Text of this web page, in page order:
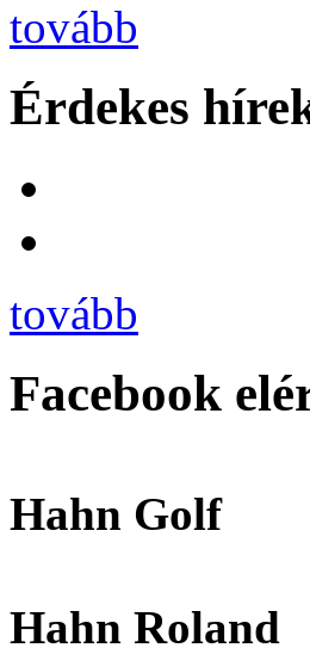
tovább
Érdekes
tovább
Facebook
Hahn Golf
Hahn Roland